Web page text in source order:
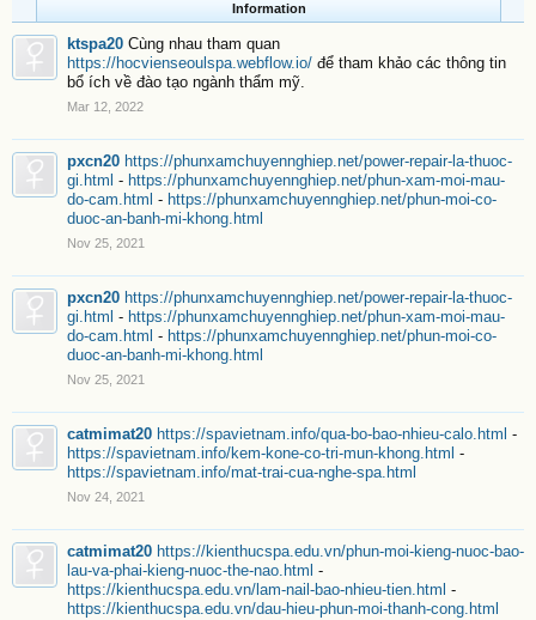
Information
ktspa20 Cùng nhau tham quan
https://hocvienseoulspa.webflow.io/ để tham khảo các thông tin
bổ ích về đào tạo ngành thẩm mỹ.
Mar 12, 2022
pxcn20 https://phunxamchuyennghiep.net/power-repair-la-thuoc-
gi.html - https://phunxamchuyennghiep.net/phun-xam-moi-mau-
do-cam.html - https://phunxamchuyennghiep.net/phun-moi-co-
duoc-an-banh-mi-khong.html
Nov 25, 2021
pxcn20 https://phunxamchuyennghiep.net/power-repair-la-thuoc-
gi.html - https://phunxamchuyennghiep.net/phun-xam-moi-mau-
do-cam.html - https://phunxamchuyennghiep.net/phun-moi-co-
duoc-an-banh-mi-khong.html
Nov 25, 2021
catmimat20 https://spavietnam.info/qua-bo-bao-nhieu-calo.html -
https://spavietnam.info/kem-kone-co-tri-mun-khong.html -
https://spavietnam.info/mat-trai-cua-nghe-spa.html
Nov 24, 2021
catmimat20 https://kienthucspa.edu.vn/phun-moi-kieng-nuoc-bao-
lau-va-phai-kieng-nuoc-the-nao.html -
https://kienthucspa.edu.vn/lam-nail-bao-nhieu-tien.html -
https://kienthucspa.edu.vn/dau-hieu-phun-moi-thanh-cong.html